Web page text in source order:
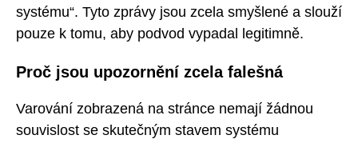
systému“. Tyto zprávy jsou zcela smyšlené a slouží
pouze k tomu, aby podvod vypadal legitimně.
Proč jsou upozornění zcela falešná
Varování zobrazená na stránce nemají žádnou
souvislost se skutečným stavem systému